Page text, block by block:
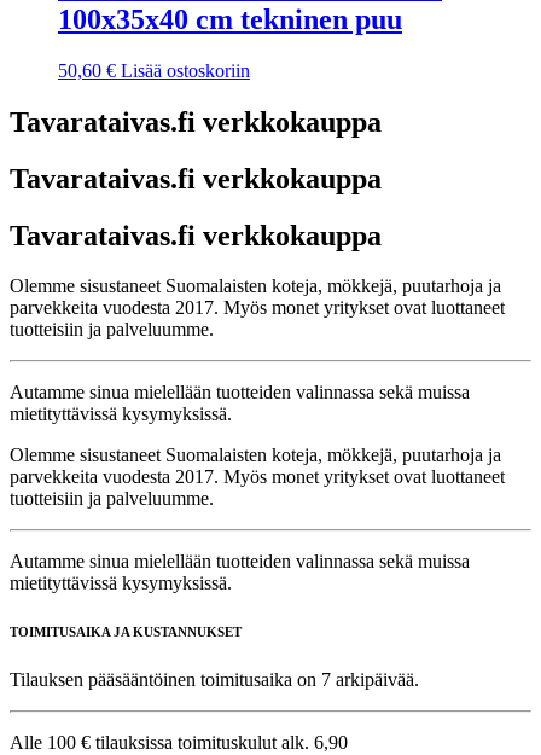
100x35x40 cm tekninen puu
50,60 € Lisää ostoskoriin
Tavarataivas.fi verkkokauppa
Tavarataivas.fi verkkokauppa
Tavarataivas.fi verkkokauppa
Olemme sisustaneet Suomalaisten koteja, mökkejä, puutarhoja ja
parvekkeita vuodesta 2017. Myös monet yritykset ovat luottaneet
tuotteisiin ja palveluumme.
Autamme sinua mielellään tuotteiden valinnassa sekä muissa
mietityttävissä kysymyksissä.
Olemme sisustaneet Suomalaisten koteja, mökkejä, puutarhoja ja
parvekkeita vuodesta 2017. Myös monet yritykset ovat luottaneet
tuotteisiin ja palveluumme.
Autamme sinua mielellään tuotteiden valinnassa sekä muissa
mietityttävissä kysymyksissä.
TOIMITUSAIKA JA KUSTANNUKSET
Tilauksen pääsääntöinen toimitusaika on 7 arkipäivää.
Alle 100 € tilauksissa toimituskulut alk. 6,90